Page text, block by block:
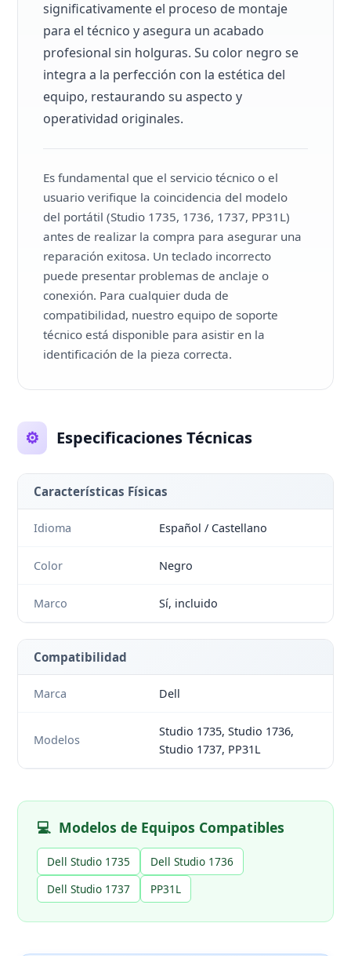
significativamente el proceso de montaje
para el técnico y asegura un acabado
profesional sin holguras. Su color negro se
integra a la perfección con la estética del
equipo, restaurando su aspecto y
operatividad originales.
Es fundamental que el servicio técnico o el
usuario verifique la coincidencia del modelo
del portátil (Studio 1735, 1736, 1737, PP31L)
antes de realizar la compra para asegurar una
reparación exitosa. Un teclado incorrecto
puede presentar problemas de anclaje o
conexión. Para cualquier duda de
compatibilidad, nuestro equipo de soporte
técnico está disponible para asistir en la
identificación de la pieza correcta.
⚙️ Especificaciones Técnicas
Características Físicas
Idioma Español / Castellano
Color Negro
Marco Sí, incluido
Compatibilidad
Marca Dell
Modelos
Studio 1735, Studio 1736,
Studio 1737, PP31L
💻 Modelos de Equipos Compatibles
Dell Studio 1735
Dell Studio 1736
Dell Studio 1737
PP31L